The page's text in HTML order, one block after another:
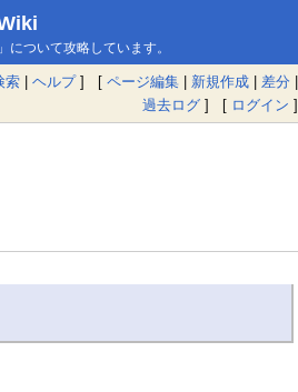
について攻略しています。
索 | ヘルプ] [ ページ編集 | 新規作成 | 差分 |
過去ログ ] [ ログイン ]